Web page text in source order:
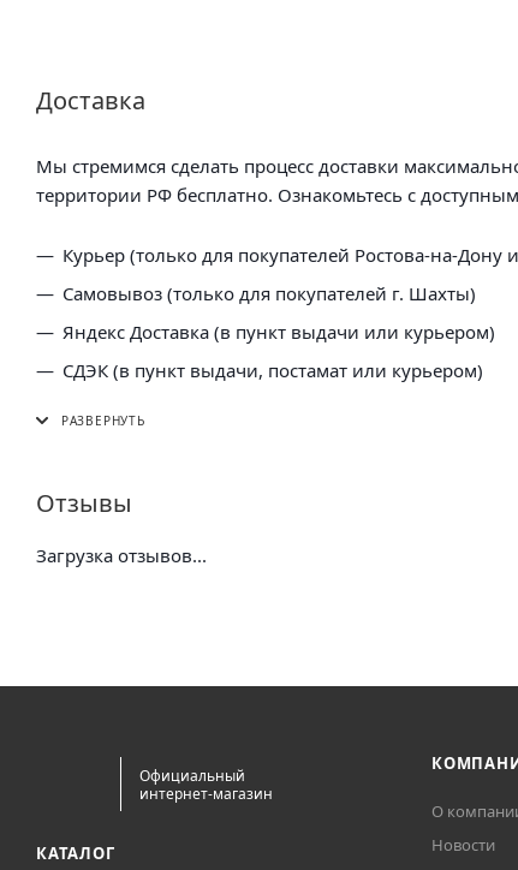
Доставка
Мы стремимся сделать процесс доставки
территории РФ бесплатно. Ознакомьтесь с
Курьер (только для покупателей Ростова-на-Дону
Самовывоз (только для покупателей г. Шахты)
Яндекс Доставка (в пункт выдачи или курьером)
СДЭК (в пункт выдачи, постамат или курьером)
Отзывы
Загрузка отзывов...
Официальный
интернет-магазин
КАТАЛОГ
О
Новости